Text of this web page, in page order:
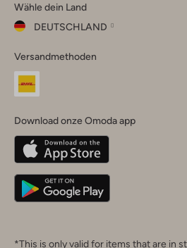
Instagram
Facebook
TikTok
Wähle dein Land
DEUTSCHLAND
dein
Land
Belgique(Français)
Deutschland
Versandmethoden
Download onze Omoda app
*This is only valid for items that are in